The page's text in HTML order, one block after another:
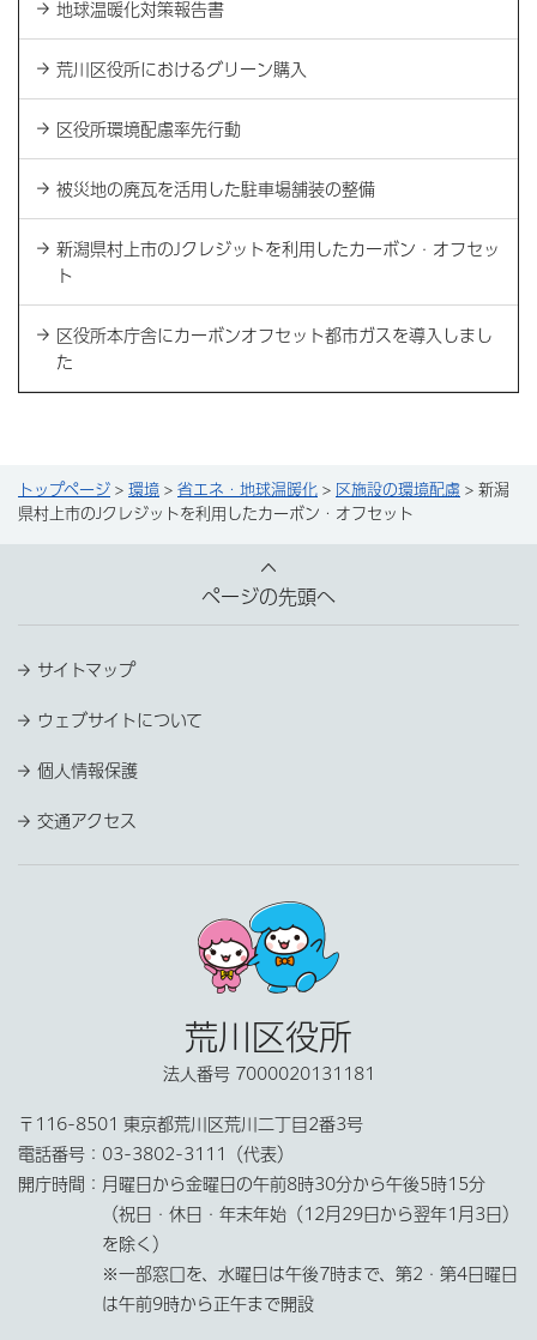
地球温暖化対策報告書
荒川区役所におけるグリーン購入
区役所環境配慮率先行動
被災地の廃瓦を活用した駐車場舗装の整備
新潟県村上市のJクレジットを利用したカーボン・オフセッ
ト
区役所本庁舎にカーボンオフセット都市ガスを導入しまし
た
トップページ > 環境 > 省エネ・地球温暖化 > 区施設の環境配慮 > 新潟
県村上市のJクレジットを利用したカーボン・オフセット
ページの先頭へ
サイトマップ
ウェブサイトについて
個人情報保護
交通アクセス
荒川区役所
法人番号 7000020131181
〒116-8501 東京都荒川区荒川二丁目2番3号
電話番号： 03-3802-3111（代表）
開庁時間： 月曜日から金曜日の午前8時30分から午後5時15分
（祝日・休日・年末年始（12月29日から翌年1月3日）
を除く）
※一部窓口を、水曜日は午後7時まで、第2・第4日曜日
は午前9時から正午まで開設